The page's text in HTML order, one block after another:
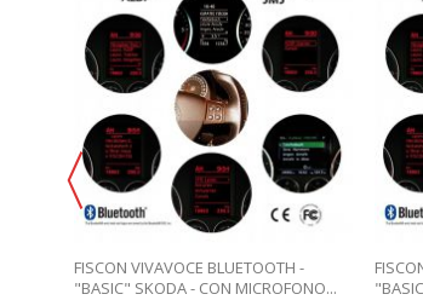
FISCON VIVAVOCE BLUETOOTH -
"BASIC" SKODA - CON MICROFONO...